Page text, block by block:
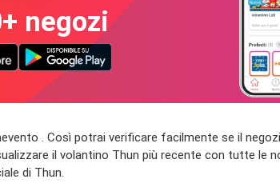
negozi
. Così potrai verificare facilmente se il
il volantino Thun più recente con tutte le
di Thun.